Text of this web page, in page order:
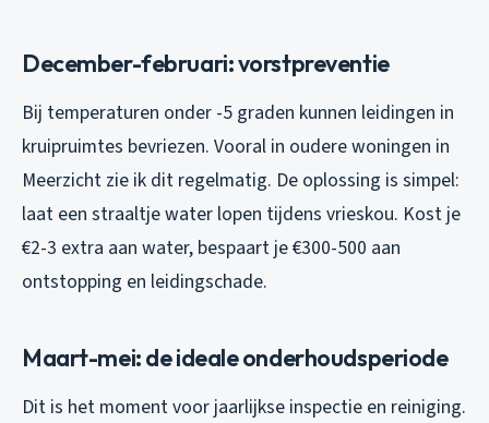
December-februari: vorstpreventie
Bij temperaturen onder -5 graden kunnen leidingen in
kruipruimtes bevriezen. Vooral in oudere woningen in
Meerzicht zie ik dit regelmatig. De oplossing is simpel:
laat een straaltje water lopen tijdens vrieskou. Kost je
€2-3 extra aan water, bespaart je €300-500 aan
ontstopping en leidingschade.
Maart-mei: de ideale onderhoudsperiode
Dit is het moment voor jaarlijkse inspectie en reiniging.